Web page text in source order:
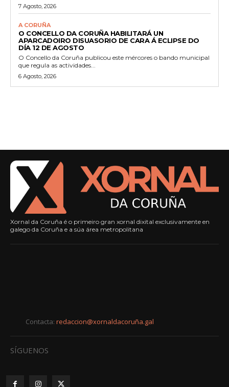
7 Agosto, 2026
A CORUÑA
O CONCELLO DA CORUÑA HABILITARÁ UN
APARCADOIRO DISUASORIO DE CARA Á ECLIPSE DO
DÍA 12 DE AGOSTO
O Concello da Coruña publicou este mércores o bando municipal
que regula as actividades...
6 Agosto, 2026
Xornal da Coruña é o primeiro gran xornal dixital exclusivamente en
galego da Coruña e a súa área metropolitana
Contacta: redaccion@xornaldacoruña.gal
SÍGUENOS